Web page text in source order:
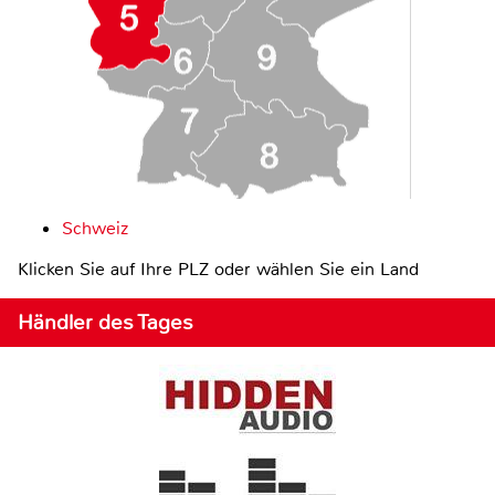
Schweiz
Klicken Sie auf Ihre PLZ oder wählen Sie ein Land
Händler des Tages